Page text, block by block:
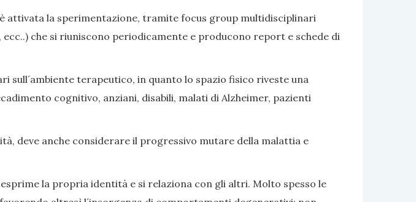
attivata la sperimentazione, tramite focus group multidisciplinari
che si riuniscono periodicamente e producono report e schede di
sull´ambiente terapeutico, in quanto lo spazio fisico riveste una
cognitivo, anziani, disabili, malati di Alzheimer, pazienti
deve anche considerare il progressivo mutare della malattia e
la propria identità e si relaziona con gli altri. Molto spesso le